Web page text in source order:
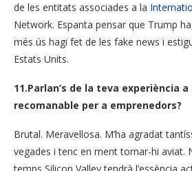
de les entitats associades a la
Network. Espanta pensar que Trump
més ús hagi fet de les fake news i
Estats Units.
11.Parlan’s de la teva experiència a
recomanable per a emprenedors?
Brutal. Meravellosa. M’ha agradat
vegades i tenc en ment tornar-hi aviat.